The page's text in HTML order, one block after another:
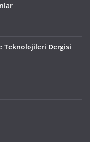
Teknolojileri Dergisi